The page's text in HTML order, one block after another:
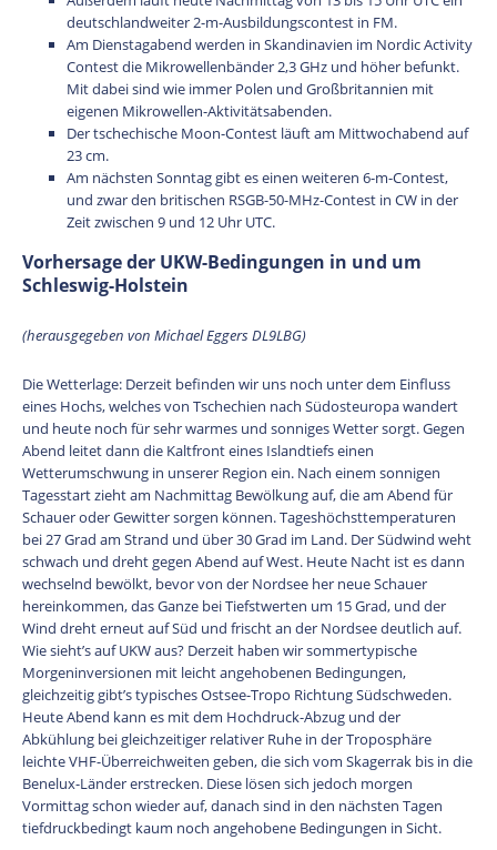
deutschlandweiter 2-m-Ausbildungscontest in FM.
Am Dienstagabend werden in Skandinavien im Nordic Activity
Contest die Mikrowellenbänder 2,3 GHz und höher befunkt.
Mit dabei sind wie immer Polen und Großbritannien mit
eigenen Mikrowellen-Aktivitätsabenden.
Der tschechische Moon-Contest läuft am Mittwochabend auf
23 cm.
Am nächsten Sonntag gibt es einen weiteren 6-m-Contest,
und zwar den britischen RSGB-50-MHz-Contest in CW in der
Zeit zwischen 9 und 12 Uhr UTC.
Vorhersage der UKW-Bedingungen in und um
Schleswig-Holstein
(herausgegeben von Michael Eggers DL9LBG)
Die Wetterlage: Derzeit befinden wir uns noch unter dem Einfluss
eines Hochs, welches von Tschechien nach Südosteuropa wandert
und heute noch für sehr warmes und sonniges Wetter sorgt. Gegen
Abend leitet dann die Kaltfront eines Islandtiefs einen
Wetterumschwung in unserer Region ein. Nach einem sonnigen
Tagesstart zieht am Nachmittag Bewölkung auf, die am Abend für
Schauer oder Gewitter sorgen können. Tageshöchsttemperaturen
bei 27 Grad am Strand und über 30 Grad im Land. Der Südwind weht
schwach und dreht gegen Abend auf West. Heute Nacht ist es dann
wechselnd bewölkt, bevor von der Nordsee her neue Schauer
hereinkommen, das Ganze bei Tiefstwerten um 15 Grad, und der
Wind dreht erneut auf Süd und frischt an der Nordsee deutlich auf.
Wie sieht’s auf UKW aus? Derzeit haben wir sommertypische
Morgeninversionen mit leicht angehobenen Bedingungen,
gleichzeitig gibt’s typisches Ostsee-Tropo Richtung Südschweden.
Heute Abend kann es mit dem Hochdruck-Abzug und der
Abkühlung bei gleichzeitiger relativer Ruhe in der Troposphäre
leichte VHF-Überreichweiten geben, die sich vom Skagerrak bis in die
Benelux-Länder erstrecken. Diese lösen sich jedoch morgen
Vormittag schon wieder auf, danach sind in den nächsten Tagen
tiefdruckbedingt kaum noch angehobene Bedingungen in Sicht.